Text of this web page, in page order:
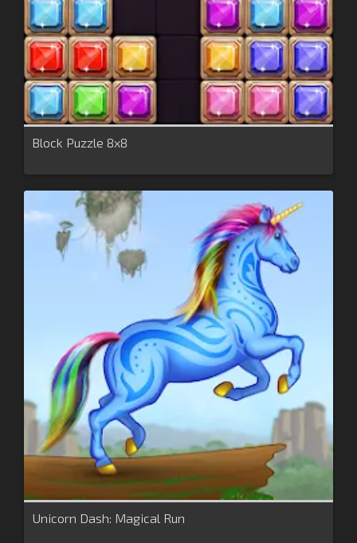
Block Puzzle 8x8
Unicorn Dash: Magical Run